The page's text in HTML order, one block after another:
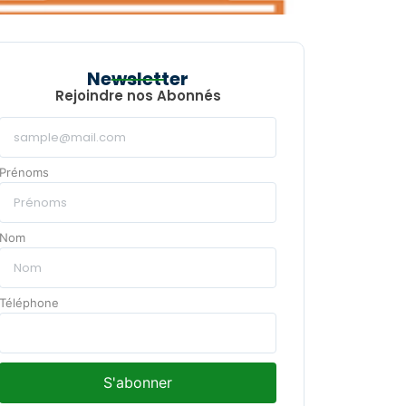
Newsletter
Rejoindre nos Abonnés
Prénoms
Nom
Téléphone
S'abonner